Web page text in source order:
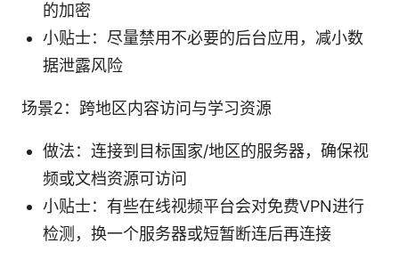
的加密
小贴士：尽量禁用不必要的后台应用，减小数
据泄露风险
场景2：跨地区内容访问与学习资源
做法：连接到目标国家/地区的服务器，确保视
频或文档资源可访问
小贴士：有些在线视频平台会对免费VPN进行
检测，换一个服务器或短暂断连后再连接